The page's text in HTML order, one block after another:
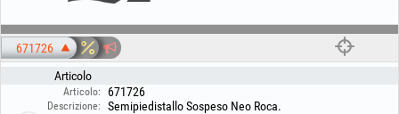
671726
Articolo
Articolo: 671726
Descrizione:
Semipiedistallo Sospeso Neo Roca.